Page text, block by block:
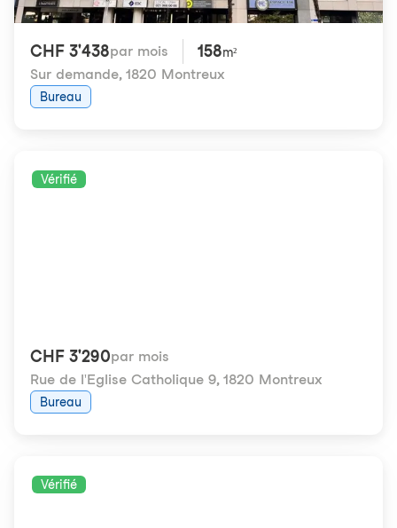
CHF 3'438par mois 158m²
Sur demande, 1820 Montreux
Bureau
Vérifié
CHF 3'290par mois
Rue de l'Eglise Catholique 9, 1820 Montreux
Bureau
Vérifié